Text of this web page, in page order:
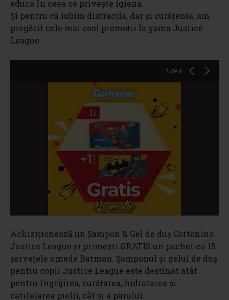
educa în ceea ce privește igiena.
Și pentru că iubim distracția, dar și curățenia, am
pregătit cele mai cool promoții la gama Justice
League.
1 de 6
Achiziționează un Șampon & Gel de duș Cottonino
Justice League și primești GRATIS un pachet cu 15
șerveţele umede Batman. Şamponul şi gelul de duş
pentru copii Justice League este destinat atât
pentru îngrijirea, curățarea, hidratarea și
catifelarea pielii, cât și a părului.